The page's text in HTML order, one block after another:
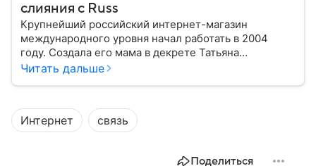
слияния с Russ
Крупнейший российский интернет-магазин
международного уровня начал работать в 2004
году. Создала его мама в декрете Татьяна
Бакальчук. Сегодня владелица Wildberries — одна
Читать дальше
Интернет связь
Поделиться